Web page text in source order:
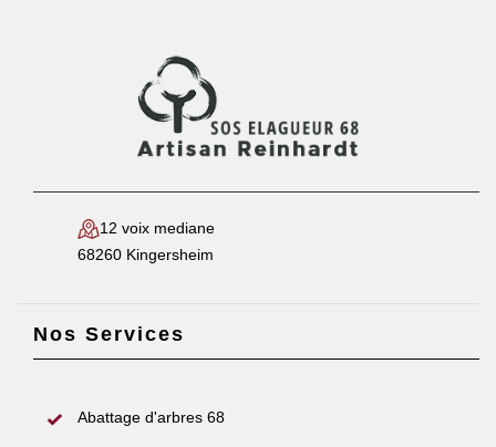
12 voix mediane
68260 Kingersheim
Nos Services
Abattage d'arbres 68